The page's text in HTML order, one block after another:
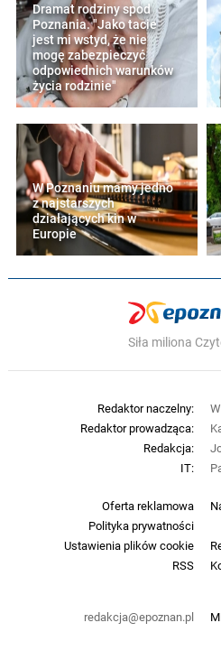
Dramat rodziny spod
Poznania. "Jako tacie
jest mi wstyd, że nie
mogę zabezpieczyć
odpowiednich warunków
życia rodzinie"
W Poznaniu mamy jedno
z najstarszych
działających kin w
Europie
Siła miliona
Oferta reklamowa
Polityka prywatności
Ustawienia plików cookie
RSS
redakcja@epoznan.pl
Redaktor naczelny:
Redaktor prowadząca:
Redakcja:
IT: